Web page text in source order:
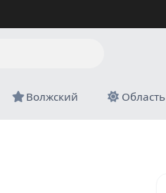
Волжский Область
— пострадали дети